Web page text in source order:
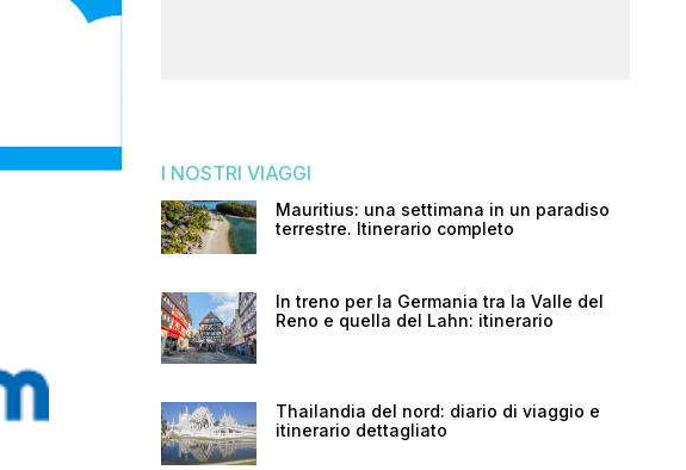
I NOSTRI VIAGGI
Mauritius: una settimana in un paradiso
terrestre. Itinerario completo
In treno per la Germania tra la Valle del
Reno e quella del Lahn: itinerario
Thailandia del nord: diario di viaggio e
itinerario dettagliato